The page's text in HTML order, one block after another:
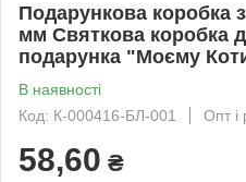
Подарункова коробка
мм Святкова коробка
подарунка "Моєму
В наявності
Код: К-000416-БЛ-001
Опт і
58,60 ₴